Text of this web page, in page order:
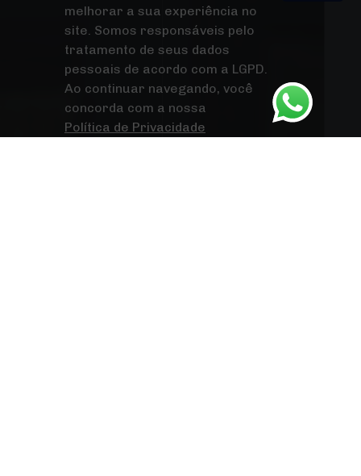
melhorar a sua experiência no
site. Somos responsáveis pelo
tratamento de seus dados
pessoais de acordo com a LGPD.
Ao continuar navegando, você
concorda com a nossa
Política de Privacidade